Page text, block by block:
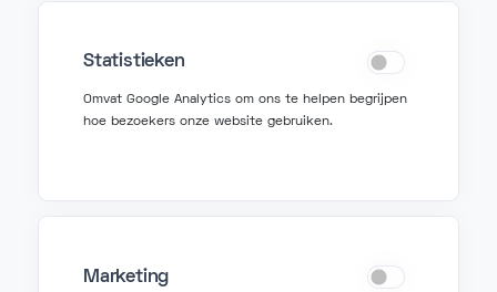
Statistieken
Omvat Google Analytics om ons te helpen begrijpen
hoe bezoekers onze website gebruiken.
Marketing
Fonzer bv